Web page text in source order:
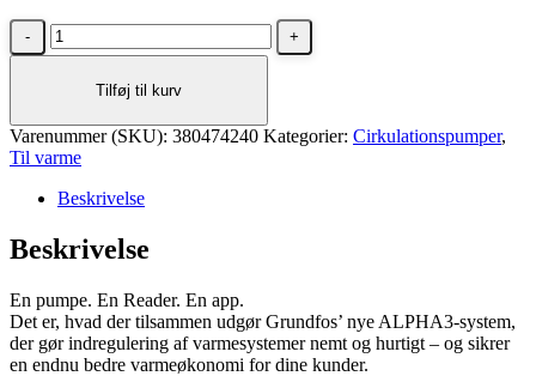
Grundfos
pumpe
180
mm
antal
Tilføj til kurv
Varenummer (SKU): 380474240 Kategorier: Cirkulationspumper,
Til varme
Beskrivelse
Beskrivelse
En pumpe. En Reader. En app.
Det er, hvad der tilsammen udgør Grundfos’ nye ALPHA3-system,
der gør indregulering af varmesystemer nemt og hurtigt – og sikrer
en endnu bedre varmeøkonomi for dine kunder.